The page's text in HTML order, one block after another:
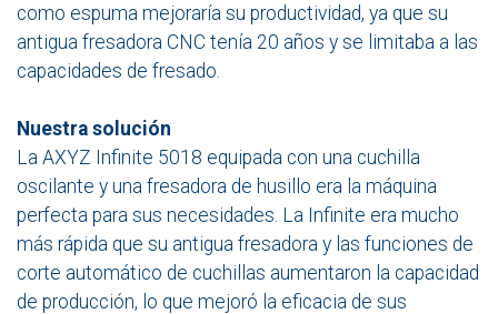
como espuma mejoraría su productividad, ya que su
antigua fresadora CNC tenía 20 años y se limitaba a las
capacidades de fresado.
Nuestra solución
La AXYZ Infinite 5018 equipada con una cuchilla
oscilante y una fresadora de husillo era la máquina
perfecta para sus necesidades. La Infinite era mucho
más rápida que su antigua fresadora y las funciones de
corte automático de cuchillas aumentaron la capacidad
de producción, lo que mejoró la eficacia de sus